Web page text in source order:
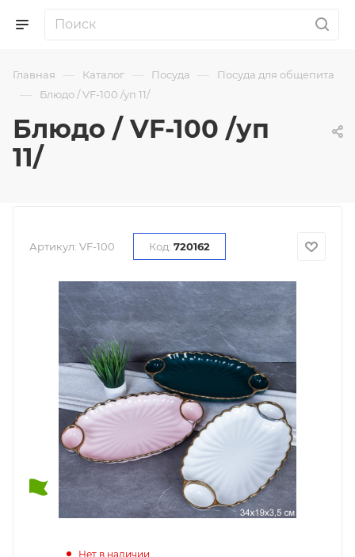
Главная — Каталог — Посуда — Посуда для общепита
— Блюдо / VF-100 /уп 11/
Блюдо / VF-100 /уп
11/
Артикул: VF-100 Код: 720162
Нет в наличии